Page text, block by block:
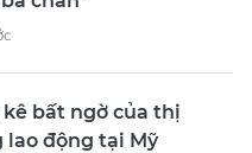
bất ngờ của thị
lao động tại Mỹ